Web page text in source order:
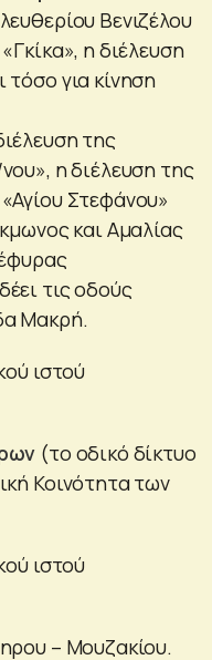
Βενιζέλου
η διέλευση
για κίνηση
της
η διέλευση της
Στεφάνου»
και Αμαλίας
τις οδούς
Μακρή.
ιστού
(το οδικό δίκτυο
Κοινότητα των
ιστού
– Μουζακίου.